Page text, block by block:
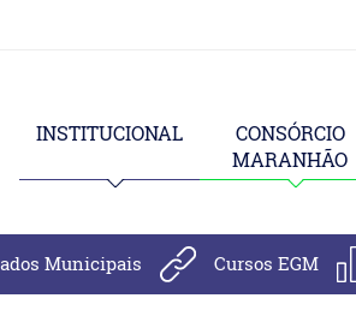
INSTITUCIONAL
CONSÓRCIO
MARANHÃO
Municipais Cursos EGM